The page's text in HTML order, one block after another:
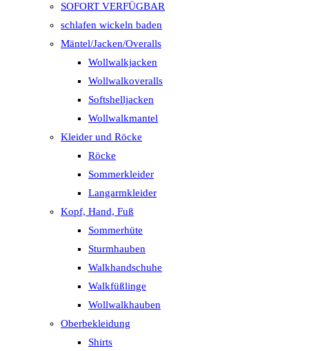
SOFORT VERFÜGBAR
schlafen wickeln baden
Mäntel/Jacken/Overalls
Wollwalkjacken
Wollwalkoveralls
Softshelljacken
Wollwalkmantel
Kleider und Röcke
Röcke
Sommerkleider
Langarmkleider
Kopf, Hand, Fuß
Sommerhüte
Sturmhauben
Walkhandschuhe
Walkfüßlinge
Wollwalkhauben
Oberbekleidung
Shirts